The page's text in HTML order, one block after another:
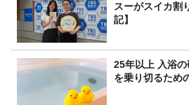
スーがスイカ割
記】
25年以上 入浴
を乗り切るため